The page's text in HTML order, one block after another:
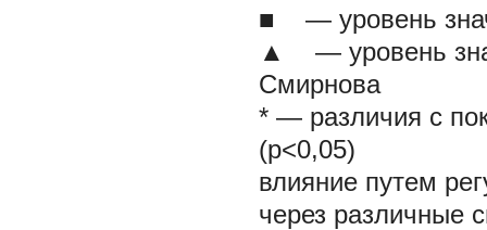
■ — уровень
▲ — уровень
Смирнова
* — различия с
(р<0,05)
влияние путем
через различные